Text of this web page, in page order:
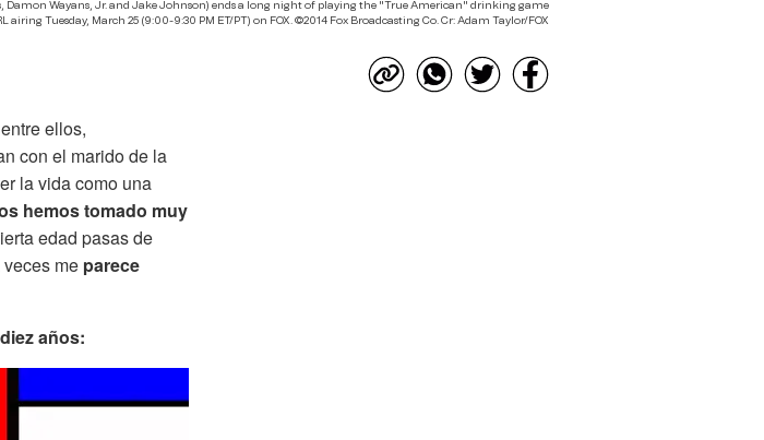
Damon Wayans, Jr. and Jake Johnson) ends a long night of playing the "True American" drinking game
airing Tuesday, March 25 (9:00-9:30 PM ET/PT) on FOX. ©2014 Fox Broadcasting Co. Cr: Adam Taylor/FOX
ellos,
con el marido de la
la vida como una
hemos tomado muy
edad pasas de
me parece
años: